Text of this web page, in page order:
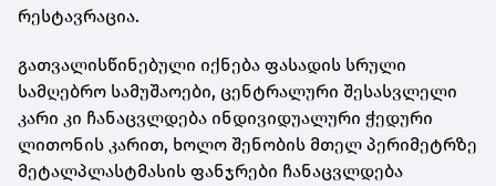
რესტავრაცია.
გათვალისწინებული იქნება ფასადის სრული
სამღებრო სამუშაოები, ცენტრალური შესასვლელი
კარი კი ჩანაცვლდება ინდივიდუალური ჭედური
ლითონის კარით, ხოლო შენობის მთელ პერიმეტრზე
მეტალპლასტმასის ფანჯრები ჩანაცვლდება